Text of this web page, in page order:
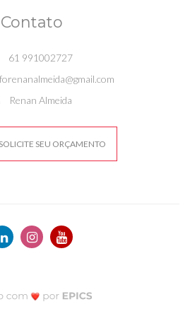
Contato
61 991002727
Renan Almeida
SEU ORÇAMENTO